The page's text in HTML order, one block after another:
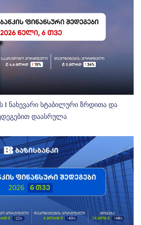
ნახევარი სტაბილური ზრდითა და
დაასრულა